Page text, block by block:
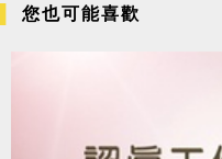
您也可能喜歡